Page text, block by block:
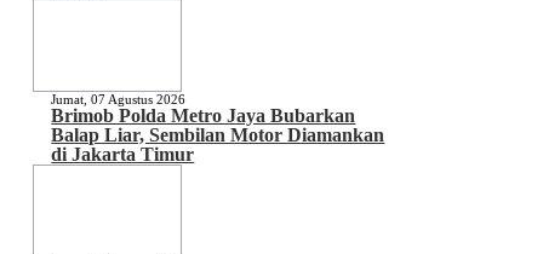
Jumat, 07 Agustus 2026
Brimob Polda Metro Jaya Bubarkan
Balap Liar, Sembilan Motor Diamankan
di Jakarta Timur